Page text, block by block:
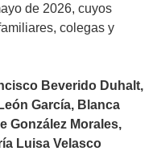
de 2026, cuyos
colegas y
Beverido Duhalt,
García, Blanca
González Morales,
Luisa Velasco